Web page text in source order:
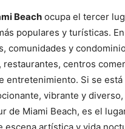
Beach ocupa el tercer
populares y turísticas.
comunidades y
restaurantes, centros
entretenimiento. Si se está
vibrante y
de Miami Beach, es el